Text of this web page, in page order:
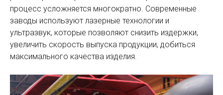
процесс усложняется многократно. Современные
заводы используют лазерные технологии и
ультразвук, которые позволяют снизить издержки,
увеличить скорость выпуска продукции, добиться
максимального качества изделия.